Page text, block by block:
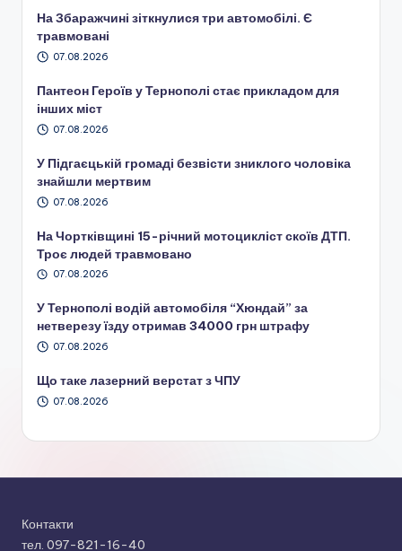
На Збаражчині зіткнулися три автомобілі. Є
травмовані
07.08.2026
Пантеон Героїв у Тернополі стає прикладом для
інших міст
07.08.2026
У Підгаєцькій громаді безвісти зниклого чоловіка
знайшли мертвим
07.08.2026
На Чортківщині 15-річний мотоцикліст скоїв ДТП.
Троє людей травмовано
07.08.2026
У Тернополі водій автомобіля “Хюндай” за
нетверезу їзду отримав 34000 грн штрафу
07.08.2026
Що таке лазерний верстат з ЧПУ
07.08.2026
Контакти
тел. 097-821-16-40